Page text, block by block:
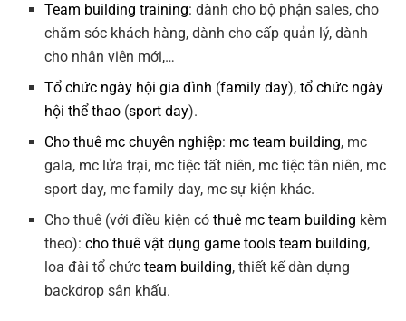
Team building training: dành cho bộ phận sales, cho
chăm sóc khách hàng, dành cho cấp quản lý, dành
cho nhân viên mới,…
Tổ chức ngày hội gia đình (family day),tổ chức ngày
hội thể thao (sport day).
Cho thuê mc chuyên nghiệp: mc team building, mc
gala, mc lửa trại, mc tiệc tất niên, mc tiệc tân niên, mc
sport day, mc family day, mc sự kiện khác.
Cho thuê (với điều kiện cóthuê mc team building kèm
theo):cho thuê vật dụng game tools team building,
loa đài tổ chứcteam building, thiết kế dàn dựng
backdrop sân khấu.